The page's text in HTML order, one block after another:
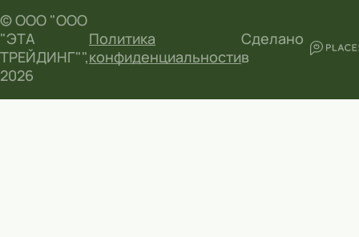
© ООО "ООО
"ЭТА
ТРЕЙДИНГ"",
2026
Политика
конфиденциальности
Сделано
в